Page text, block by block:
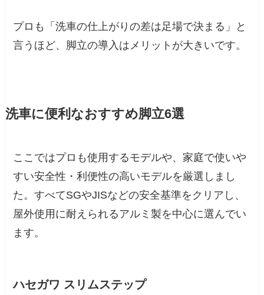
プロも「洗車の仕上がりの差は足場で決まる」と
言うほど、脚立の導入はメリットが大きいです。
洗車に便利なおすすめ脚立6選
ここではプロも使用するモデルや、家庭で使いや
すい安全性・利便性の高いモデルを厳選しまし
た。すべてSGやJISなどの安全基準をクリアし、
屋外使用に耐えられるアルミ製を中心に選んでい
ます。
ハセガワ スリムステップ